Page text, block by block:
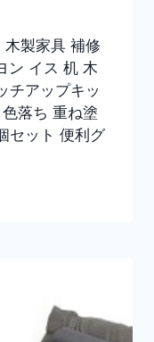
木製家具 補修
ン イス 机 木
チアップキッ
落ち 重ね塗
セット 便利グ